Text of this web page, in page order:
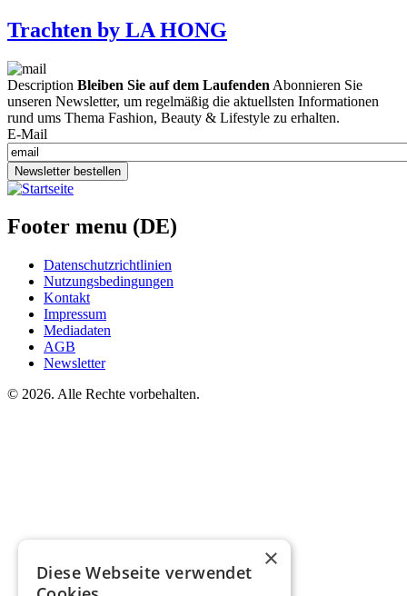
Trachten by LA HONG
Description Bleiben Sie auf dem Laufenden Abonnieren Sie
unseren Newsletter, um regelmäßig die aktuellsten Informationen
rund ums Thema Fashion, Beauty & Lifestyle zu erhalten.
E-Mail
Newsletter bestellen
Footer menu (DE)
Datenschutzrichtlinien
Nutzungsbedingungen
Kontakt
Impressum
Mediadaten
AGB
Newsletter
© 2026. Alle Rechte vorbehalten.
×
Diese Webseite verwendet